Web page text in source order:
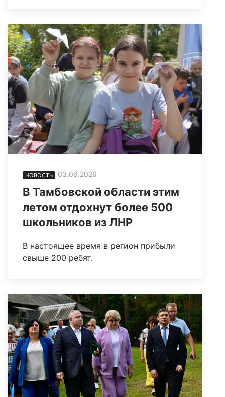
НОВОСТЬ 03.06.2026
В Тамбовской области этим
летом отдохнут более 500
школьников из ЛНР
В настоящее время в регион прибыли
свыше 200 ребят.